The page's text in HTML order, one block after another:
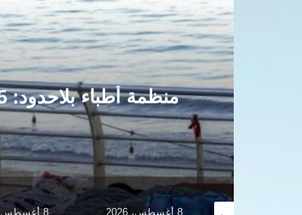
8 أغسطس، 2026 8 أغسطس، 2026